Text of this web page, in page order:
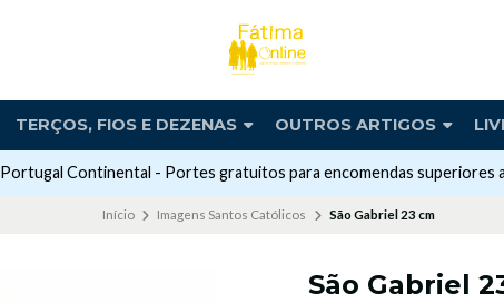
TERÇOS, FIOS E DEZENAS OUTROS ARTIGOS
Portugal Continental - Portes gratuitos para encomendas superiores
Início Imagens Santos Católicos São Gabriel 23 cm
São Gabriel